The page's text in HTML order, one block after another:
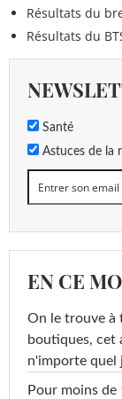
Résultats du
Résultats du
Santé
Astuces de la
EN CE
On le trouve à
boutiques, cet
n'importe quel
Pour moins